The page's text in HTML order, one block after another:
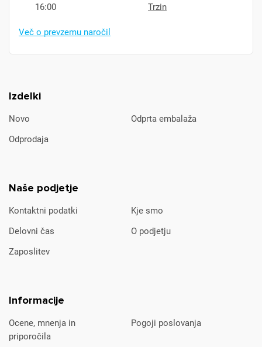
Izdelki
Novo
Odprta embalaža
Odprodaja
Naše podjetje
Kontaktni podatki
Kje smo
Delovni čas
O podjetju
Zaposlitev
Informacije
Ocene, mnenja in
priporočila
Pogoji poslovanja
16:00
Trzin
Več o prevzemu naročil